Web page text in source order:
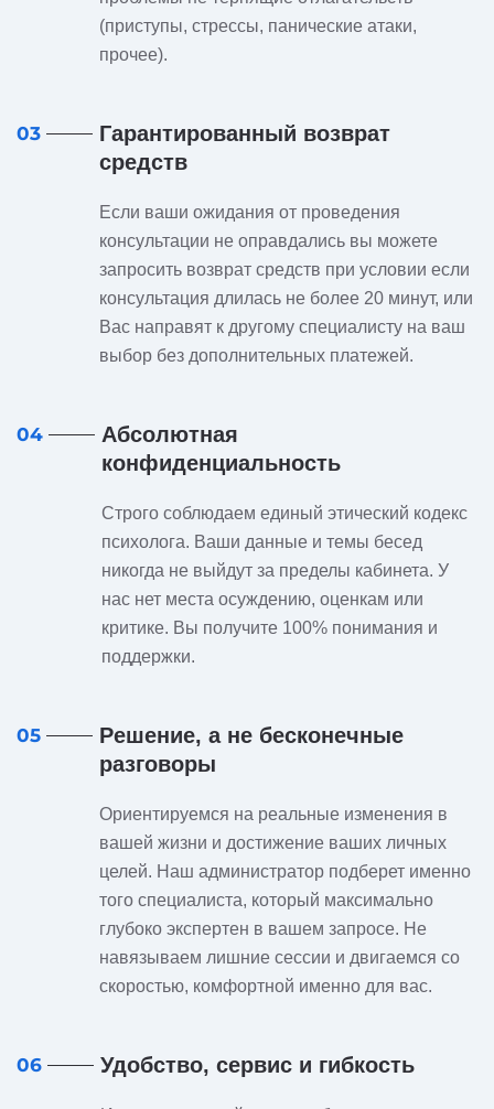
(приступы, стрессы, панические атаки,
прочее).
03
Гарантированный возврат
средств
Если ваши ожидания от проведения
консультации не оправдались вы можете
запросить возврат средств при условии если
консультация длилась не более 20 минут, или
Вас направят к другому специалисту на ваш
выбор без дополнительных платежей.
04
Абсолютная
конфиденциальность
Строго соблюдаем единый этический кодекс
психолога. Ваши данные и темы бесед
никогда не выйдут за пределы кабинета. У
нас нет места осуждению, оценкам или
критике. Вы получите 100% понимания и
поддержки.
05
Решение, а не бесконечные
разговоры
Ориентируемся на реальные изменения в
вашей жизни и достижение ваших личных
целей. Наш администратор подберет именно
того специалиста, который максимально
глубоко экспертен в вашем запросе. Не
навязываем лишние сессии и двигаемся со
скоростью, комфортной именно для вас.
06 Удобство, сервис и гибкость